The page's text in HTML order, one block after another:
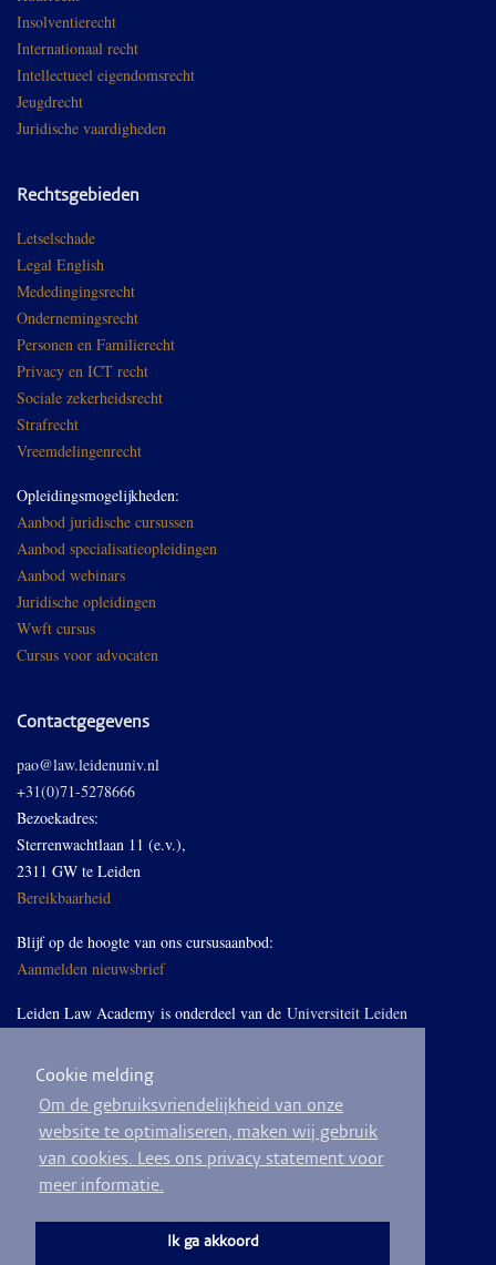
Cookie melding
Om de gebruiksvriendelijkheid van onze
website te optimaliseren, maken wij gebruik
van cookies. Lees ons privacy statement voor
meer informatie.
Ik ga akkoord
Insolventierecht
Internationaal recht
Intellectueel eigendomsrecht
Jeugdrecht
Juridische vaardigheden
Rechtsgebieden
Letselschade
Legal English
Mededingingsrecht
Ondernemingsrecht
Personen en Familierecht
Privacy en ICT recht
Sociale zekerheidsrecht
Strafrecht
Vreemdelingenrecht
Opleidingsmogelijkheden:
Aanbod juridische cursussen
Aanbod specialisatieopleidingen
Aanbod webinars
Juridische opleidingen
Wwft cursus
Cursus voor advocaten
Contactgegevens
pao@law.leidenuniv.nl
+31(0)71-5278666
Bezoekadres:
Sterrenwachtlaan 11 (e.v.),
2311 GW te Leiden
Bereikbaarheid
Blijf op de hoogte van ons cursusaanbod:
Aanmelden nieuwsbrief
Leiden Law Academy is onderdeel van de Universiteit Leiden
Volg ons op LinkedIn
© 2026
Privacyverklaring
Algemene voorwaarden
Sitemap